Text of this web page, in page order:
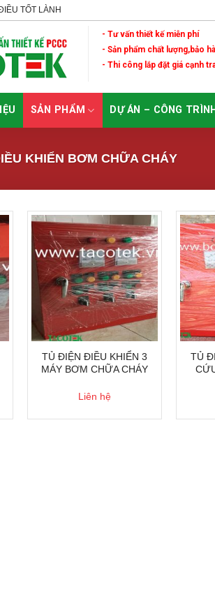
TỐT LÀNH
- Tư vấn thiết kế miễn phí
- Sản phẩm chất lượng,bảo
- Thi công lắp đặt giá cạnh
SẢN PHẨM DỰ ÁN – CÔNG TRÌNH
KHIỂN BƠM CHỮA CHÁY
TỦ ĐIỆN ĐIỀU KHIỂN 3
MÁY BƠM CHỮA CHÁY
Liên hệ
TỦ